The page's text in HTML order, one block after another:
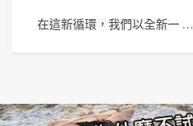
在這新循環，我們以全新一 …